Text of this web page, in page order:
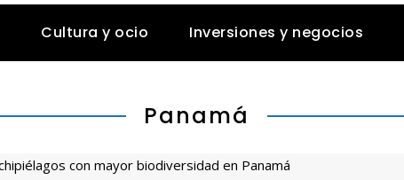
Cultura y ocio Inversiones y negocios
Panamá